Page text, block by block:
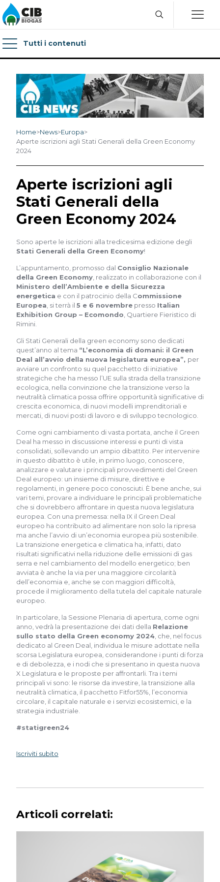
Tutti i contenuti
Home>News>Europa>
Aperte iscrizioni agli Stati Generali della Green Economy
2024
Aperte iscrizioni agli
Stati Generali della
Green Economy 2024
Sono aperte le iscrizioni alla tredicesima edizione degli
Stati Generali della Green Economy!
L’appuntamento, promosso dal Consiglio Nazionale
della Green Economy, realizzato in collaborazione con il
Ministero dell’Ambiente e della Sicurezza
energetica e con il patrocinio della Commissione
Europea, si terrà il 5 e 6 novembre presso Italian
Exhibition Group – Ecomondo, Quartiere Fieristico di
Rimini.
Gli Stati Generali della green economy sono dedicati
quest’anno al tema “L’economia di domani: il Green
Deal all’avvio della nuova legislatura europea”, per
avviare un confronto su quel pacchetto di iniziative
strategiche che ha messo l’UE sulla strada della transizione
ecologica, nella convinzione che la transizione verso la
neutralità climatica possa offrire opportunità significative di
crescita economica, di nuovi modelli imprenditoriali e
mercati, di nuovi posti di lavoro e di sviluppo tecnologico.
Come ogni cambiamento di vasta portata, anche il Green
Deal ha messo in discussione interessi e punti di vista
consolidati, sollevando un ampio dibattito. Per intervenire
in questo dibattito è utile, in primo luogo, conoscere,
analizzare e valutare i principali provvedimenti del Green
Deal europeo: un insieme di misure, direttive e
regolamenti, in genere poco conosciuti. È bene anche, sui
vari temi, provare a individuare le principali problematiche
che si dovrebbero affrontare in questa nuova legislatura
europea. Con una premessa: nella IX il Green Deal
europeo ha contribuito ad alimentare non solo la ripresa
ma anche l’avvio di un’economia europea più sostenibile.
La transizione energetica e climatica ha, infatti, dato
risultati significativi nella riduzione delle emissioni di gas
serra e nel cambiamento del modello energetico; ben
avviata è anche la via per una maggiore circolarità
dell’economia e, anche se con maggiori difficoltà,
procede il miglioramento della tutela del capitale naturale
europeo.
In particolare, la Sessione Plenaria di apertura, come ogni
anno, vedrà la presentazione dei dati della Relazione
sullo stato della Green economy 2024, che, nel focus
dedicato al Green Deal, individua le misure adottate nella
scorsa Legislatura europea, considerandone i punti di forza
e di debolezza, e i nodi che si presentano in questa nuova
X Legislatura e le proposte per affrontarli. Tra i temi
principali vi sono: le risorse da investire, la transizione alla
neutralità climatica, il pacchetto Fitfor55%, l’economia
circolare, il capitale naturale e i servizi ecosistemici, e la
strategia industriale.
#statigreen24
Iscriviti subito
Articoli correlati: